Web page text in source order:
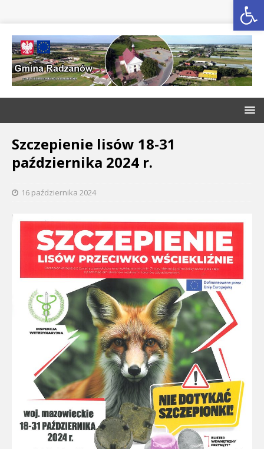
Szczepienie lisów 18-31
października 2024 r.
16 października 2024